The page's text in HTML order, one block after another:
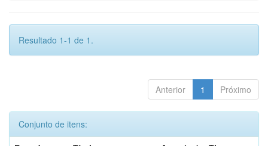
Resultado 1-1 de 1.
Anterior 1 Próximo
Conjunto de itens: